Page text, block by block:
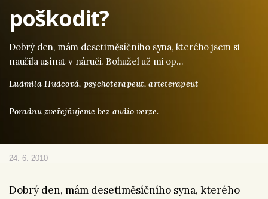
poškodit?
Dobrý den, mám desetiměsíčního syna, kterého jsem si
naučila usínat v náruči. Bohužel už mi op…
Ludmila Hudcová, psychoterapeut, arteterapeut
Poradnu zveřejňujeme bez audio verze.
24. 6. 2010
Dobrý den, mám desetiměsíčního syna, kterého